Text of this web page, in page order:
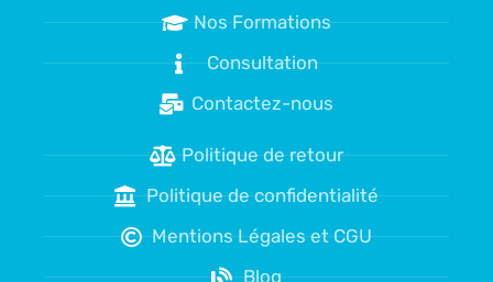
Nos Formations
Consultation
Contactez-nous
Politique de retour
Politique de confidentialité
Mentions Légales et CGU
Blog